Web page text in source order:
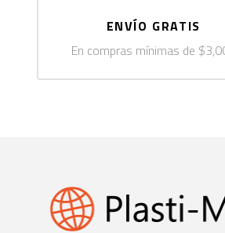
ENVÍO GRATIS
En compras mínimas de